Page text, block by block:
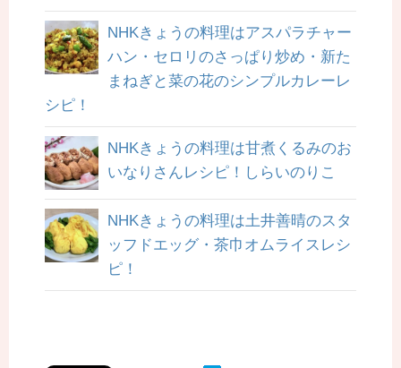
NHKきょうの料理はアスパラチャー
ハン・セロリのさっぱり炒め・新た
まねぎと菜の花のシンプルカレーレ
シピ！
NHKきょうの料理は甘煮くるみのお
いなりさんレシピ！しらいのりこ
NHKきょうの料理は土井善晴のスタ
ッフドエッグ・茶巾オムライスレシ
ピ！